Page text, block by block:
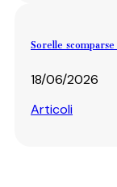
Sorelle
18/06/2026
Articoli